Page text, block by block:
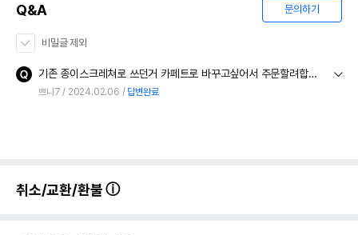
Q&A 문의하기
비밀글 제외
기존 종이스크레쳐로 쓰던거 카페트로 바꾸고싶어서 주문할려합니다 카페트116센티, 부품12센티(4개)가 주문하면 같이오나요 만약 카펫만팔면 부품은 어디서살수있나요
쁘니7 2024.02.06 답변완료
취소/교환/환불